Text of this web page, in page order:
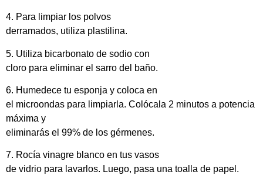
4. Para limpiar los polvos
derramados, utiliza plastilina.
5. Utiliza bicarbonato de sodio con
cloro para eliminar el sarro del baño.
6. Humedece tu esponja y coloca en
el microondas para limpiarla. Colócala 2 minutos a potencia
máxima y
eliminarás el 99% de los gérmenes.
7. Rocía vinagre blanco en tus vasos
de vidrio para lavarlos. Luego, pasa una toalla de papel.